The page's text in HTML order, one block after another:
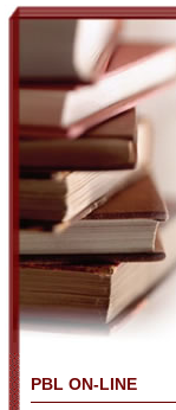
PBL ON-LINE